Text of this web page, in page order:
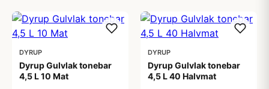
DYRUP
Dyrup Gulvlak tonebar
4,5 L 10 Mat
DYRUP
Dyrup Gulvlak tonebar
4,5 L 40 Halvmat